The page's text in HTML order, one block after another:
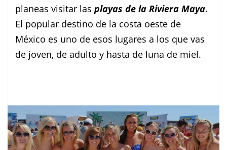
planeas visitar las playas de la Riviera Maya.
El popular destino de la costa oeste de
México es uno de esos lugares a los que vas
de joven, de adulto y hasta de luna de miel.